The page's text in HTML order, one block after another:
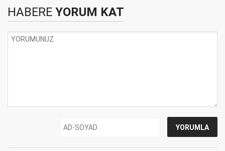
HABERE YORUM KAT